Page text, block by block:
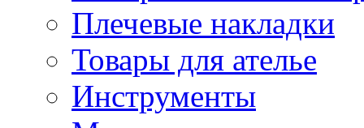
Плечевые накладки
Товары для ателье
Инструменты